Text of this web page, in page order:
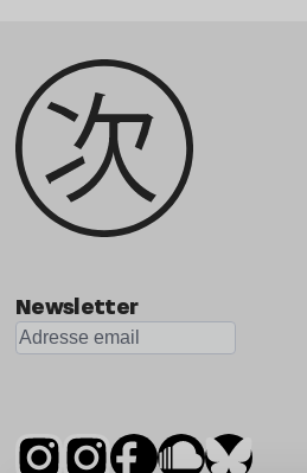
Newsletter